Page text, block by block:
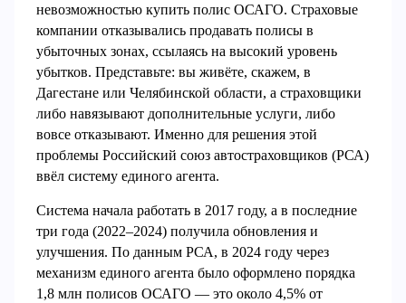
невозможностью купить полис ОСАГО. Страховые
компании отказывались продавать полисы в
убыточных зонах, ссылаясь на высокий уровень
убытков. Представьте: вы живёте, скажем, в
Дагестане или Челябинской области, а страховщики
либо навязывают дополнительные услуги, либо
вовсе отказывают. Именно для решения этой
проблемы Российский союз автостраховщиков (РСА)
ввёл систему единого агента.
Система начала работать в 2017 году, а в последние
три года (2022–2024) получила обновления и
улучшения. По данным РСА, в 2024 году через
механизм единого агента было оформлено порядка
1,8 млн полисов ОСАГО — это около 4,5% от